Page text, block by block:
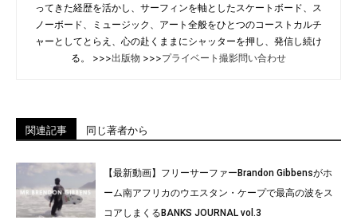
ってきた経歴を活かし、サーフィンを軸としたスケートボード、ス
ノーボード、ミュージック、アート全般をひとつのコーストカルチ
ャーとしてとらえ、心の赴くままにシャッターを押し、発信し続け
る。 >>>出版物 >>>プライベート撮影問い合わせ
関連記事 同じ著者から
【最新動画】フリーサーファーBrandon Gibbensがホ
ーム南アフリカのウエスタン・ケープで最高の波をス
コアしまくるBANKS JOURNAL vol.3